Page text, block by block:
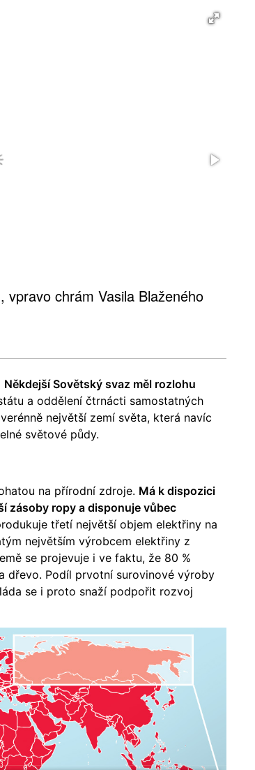
chrám Vasila Blaženého
Někdejší Sovětský svaz měl rozlohu
a oddělení čtrnácti samostatných
největší zemí světa, která navíc
světové půdy.
na přírodní zdroje. Má k dispozici
zásoby ropy a disponuje vůbec
třetí největší objem elektřiny na
největším výrobcem elektřiny z
se projevuje i ve faktu, že 80 %
dřevo. Podíl prvotní surovinové výroby
se i proto snaží podpořit rozvoj